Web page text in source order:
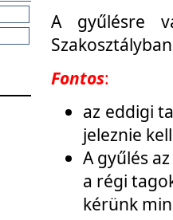
A gyűlésre
Fontos:
az eddigi
jeleznie
A gyűlés
a régi
kérünk